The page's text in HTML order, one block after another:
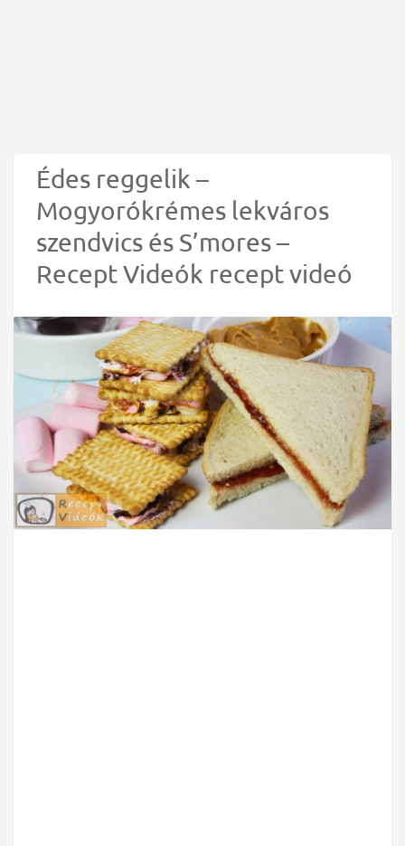
Édes reggelik –
Mogyorókrémes lekváros
szendvics és S’mores –
Recept Videók recept videó